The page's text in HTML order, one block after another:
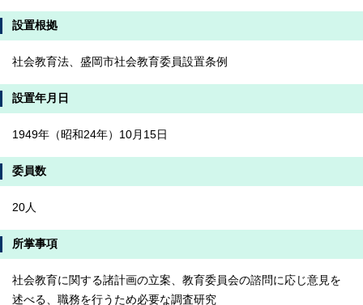
設置根拠
社会教育法、盛岡市社会教育委員設置条例
設置年月日
1949年（昭和24年）10月15日
委員数
20人
所掌事項
社会教育に関する諸計画の立案、教育委員会の諮問に応じ意見を
述べる、職務を行うため必要な調査研究